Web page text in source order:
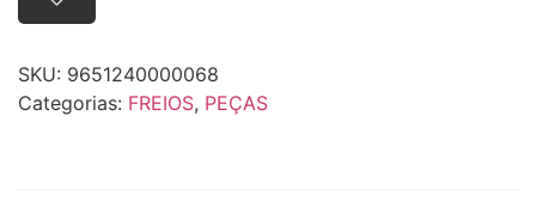
SKU: 9651240000068
Categorias: FREIOS, PEÇAS